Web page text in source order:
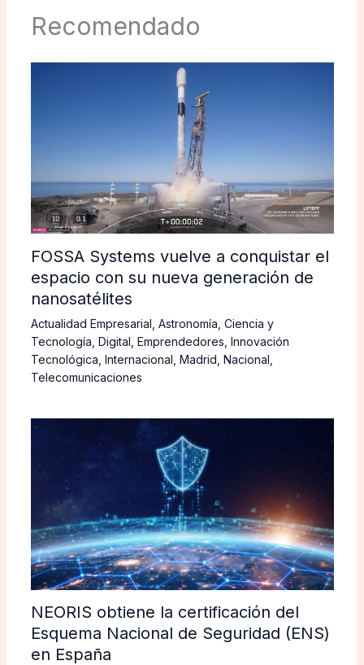
Recomendado
FOSSA Systems vuelve a conquistar el
espacio con su nueva generación de
nanosatélites
Actualidad Empresarial Astronomía Ciencia y
Tecnología Digital Emprendedores Innovación
Tecnológica Internacional Madrid Nacional
Telecomunicaciones
NEORIS obtiene la certificación del
Esquema Nacional de Seguridad (ENS)
en España